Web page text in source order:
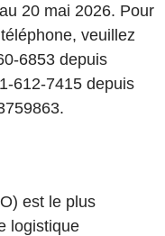
20 mai 2026. Pour
veuillez
6853 depuis
612-7415 depuis
est le plus
logistique